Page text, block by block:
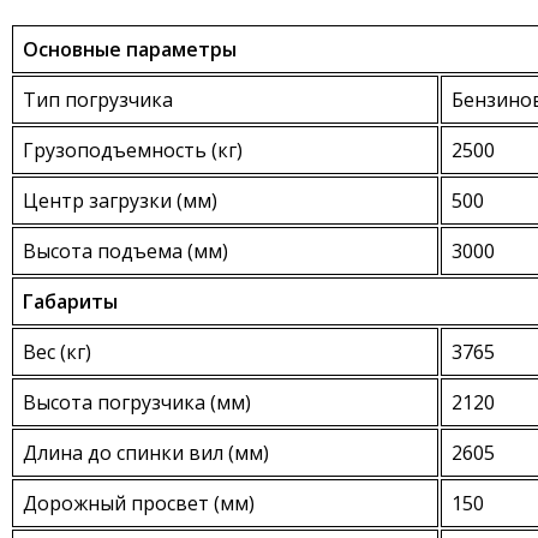
Основные параметры
Тип погрузчика
Грузоподъемность (кг)
2500
Центр загрузки (мм)
500
Высота подъема (мм)
3000
Габариты
Вес (кг)
3765
Высота погрузчика (мм)
2120
Длина до спинки вил (мм)
2605
Дорожный просвет (мм)
150